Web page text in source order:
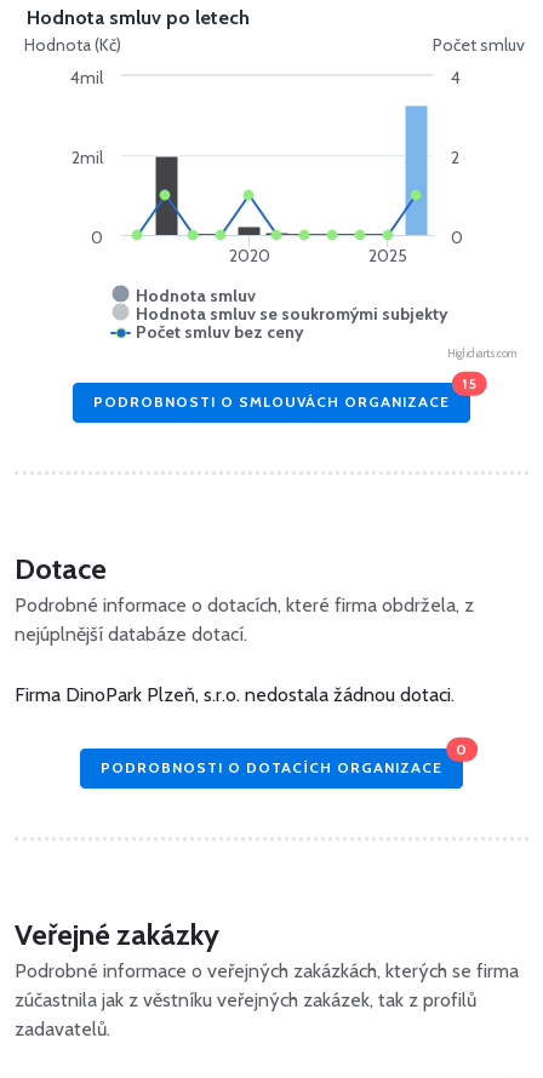
Hodnota (Kč) Počet smluv
Hodnota smluv po letech
Hodnota smluv
Hodnota smluv se soukromými subjekty
Počet smluv bez ceny
2020 2025
0
2mil
4mil
0
2
4
Highcharts.com
PODROBNOSTI O SMLOUVÁCH ORGANIZACE
15
Dotace
Podrobné informace o dotacích, které firma obdržela, z
nejúplnější databáze dotací.
Firma DinoPark Plzeň, s.r.o. nedostala žádnou dotaci.
PODROBNOSTI O DOTACÍCH ORGANIZACE
0
Veřejné zakázky
Podrobné informace o veřejných zakázkách, kterých se firma
zúčastnila jak z věstníku veřejných zakázek, tak z profilů
zadavatelů.